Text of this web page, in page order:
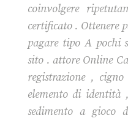
coinvolgere
certificato . Ottenere
pagare tipo A pochi
sito . attore Online
registrazione , cigno
elemento di
sedimento a gioco